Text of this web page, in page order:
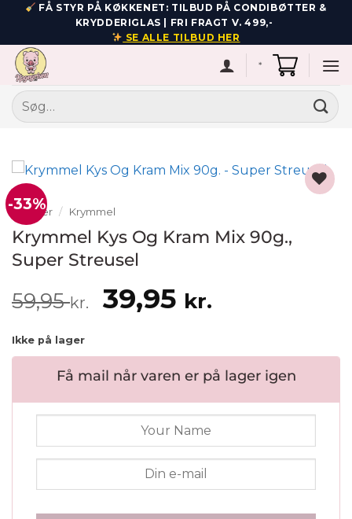
Fortsæt
indhold
FÅ STYR PÅ KØKKENET: TILBUD PÅ CONDIBØTTER &
KRYDDERIGLAS | FRI FRAGT V. 499,-
SE ALLE TILBUD HER
*
Søg
efter:
-33%
Råvarer / Krymmel
Krymmel Kys Og Kram Mix 90g.,
Super Streusel
59,95kr.
Den
pris
var:
59,95 kr..
39,95 kr.Den
pris
er:
39,95 kr..
Ikke på lager
Få mail når varen er på lager igen